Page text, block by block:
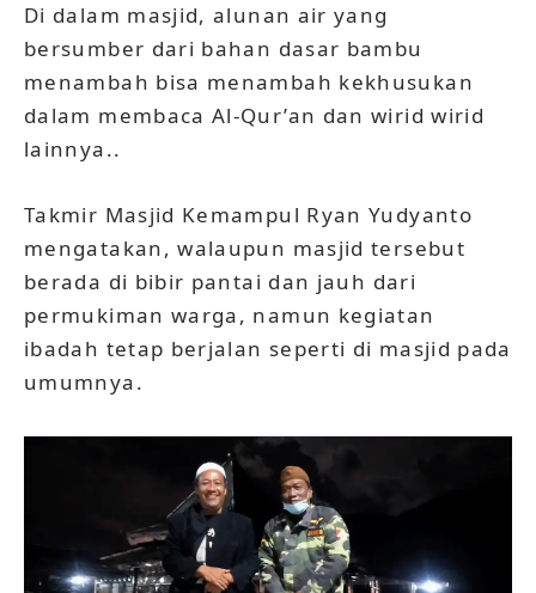
Di dalam masjid, alunan air yang
bersumber dari bahan dasar bambu
menambah bisa menambah kekhusukan
dalam membaca Al-Qur’an dan wirid wirid
lainnya..
Takmir Masjid Kemampul Ryan Yudyanto
mengatakan, walaupun masjid tersebut
berada di bibir pantai dan jauh dari
permukiman warga, namun kegiatan
ibadah tetap berjalan seperti di masjid pada
umumnya.